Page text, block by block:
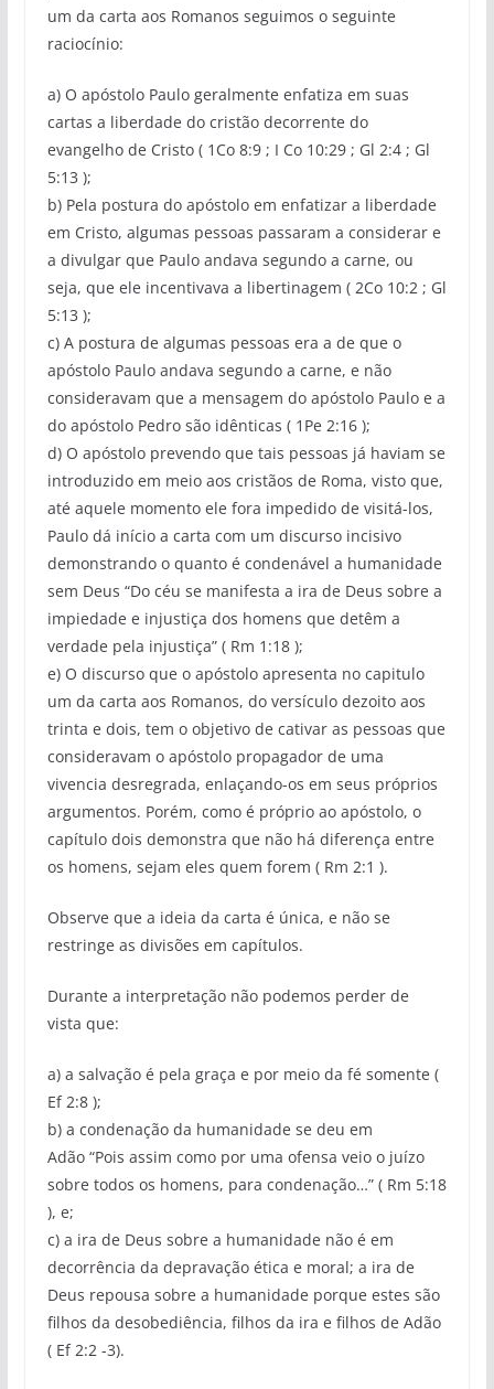
um da carta aos Romanos seguimos o seguinte
raciocínio:
a) O apóstolo Paulo geralmente enfatiza em suas
cartas a liberdade do cristão decorrente do
evangelho de Cristo ( 1Co 8:9 ; I Co 10:29 ; Gl 2:4 ; Gl
5:13 );
b) Pela postura do apóstolo em enfatizar a liberdade
em Cristo, algumas pessoas passaram a considerar e
a divulgar que Paulo andava segundo a carne, ou
seja, que ele incentivava a libertinagem ( 2Co 10:2 ; Gl
5:13 );
c) A postura de algumas pessoas era a de que o
apóstolo Paulo andava segundo a carne, e não
consideravam que a mensagem do apóstolo Paulo e a
do apóstolo Pedro são idênticas ( 1Pe 2:16 );
d) O apóstolo prevendo que tais pessoas já haviam se
introduzido em meio aos cristãos de Roma, visto que,
até aquele momento ele fora impedido de visitá-los,
Paulo dá início a carta com um discurso incisivo
demonstrando o quanto é condenável a humanidade
sem Deus “Do céu se manifesta a ira de Deus sobre a
impiedade e injustiça dos homens que detêm a
verdade pela injustiça” ( Rm 1:18 );
e) O discurso que o apóstolo apresenta no capitulo
um da carta aos Romanos, do versículo dezoito aos
trinta e dois, tem o objetivo de cativar as pessoas que
consideravam o apóstolo propagador de uma
vivencia desregrada, enlaçando-os em seus próprios
argumentos. Porém, como é próprio ao apóstolo, o
capítulo dois demonstra que não há diferença entre
os homens, sejam eles quem forem ( Rm 2:1 ).
Observe que a ideia da carta é única, e não se
restringe as divisões em capítulos.
Durante a interpretação não podemos perder de
vista que:
a) a salvação é pela graça e por meio da fé somente (
Ef 2:8 );
b) a condenação da humanidade se deu em
Adão “Pois assim como por uma ofensa veio o juízo
sobre todos os homens, para condenação…” ( Rm 5:18
), e;
c) a ira de Deus sobre a humanidade não é em
decorrência da depravação ética e moral; a ira de
Deus repousa sobre a humanidade porque estes são
filhos da desobediência, filhos da ira e filhos de Adão
( Ef 2:2 -3).